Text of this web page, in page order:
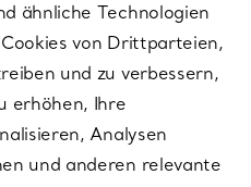
ähnliche Technologien
von Drittparteien,
und zu verbessern,
erhöhen, Ihre
Analysen
und anderen relevante